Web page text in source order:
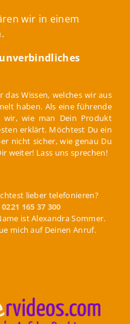
wir in einem
unverbindliches
Wissen, welches wir aus
haben. Als eine führende
wir, wie man Dein Produkt
erklärt. Möchtest Du ein
nicht sicher, wie genau Du
weiter! Lass uns sprechen!
lieber telefonieren?
0221 165 37 300
ist Alexandra Sommer.
mich auf Deinen Anruf.